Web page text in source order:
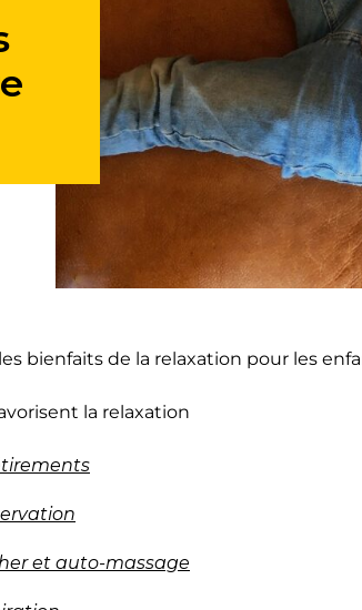
bienfaits de la relaxation pour les
la relaxation
et auto-massage